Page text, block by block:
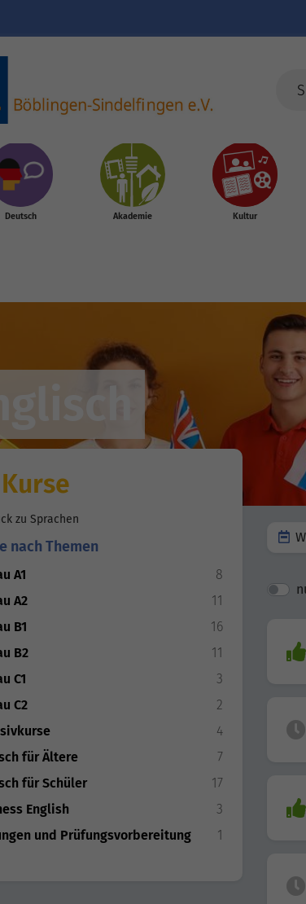
Deutsch Akademie Kultur
zu Sprachen
nach Themen
A1
8
A2
11
B1
16
B2
11
C1
3
C2
2
4
für Ältere
7
für Schüler
17
English
3
und Prüfungsvorbereitung
1